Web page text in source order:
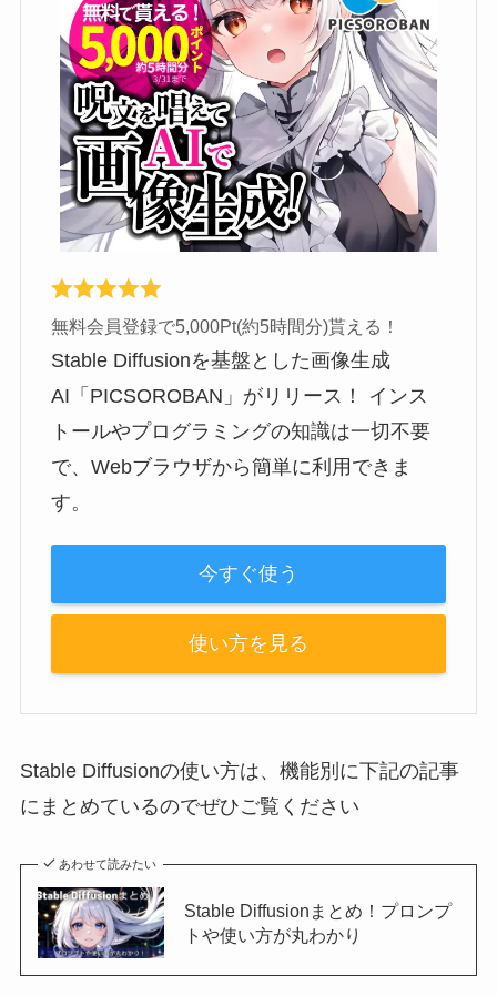
無料会員登録で5,000Pt(約5時間分)貰える！
Stable Diffusionを基盤とした画像生成
AI「PICSOROBAN」がリリース！ インス
トールやプログラミングの知識は一切不要
で、Webブラウザから簡単に利用できま
す。
今すぐ使う
使い方を見る
Stable Diffusionの使い方は、機能別に下記の記事
にまとめているのでぜひご覧ください
あわせて読みたい
Stable Diffusionまとめ！プロンプ
トや使い方が丸わかり